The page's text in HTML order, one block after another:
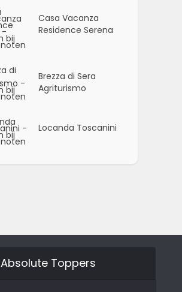
Casa Vacanza
Residence Serena
Brezza di Sera
Agriturismo
Locanda Toscanini
Absolute Toppers